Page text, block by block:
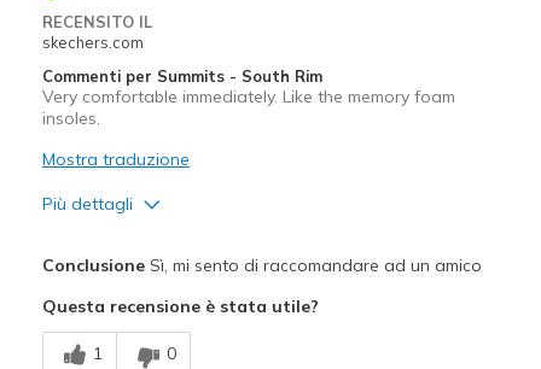
RECENSITO IL
skechers.com
Commenti per Summits - South Rim
Very comfortable immediately. Like the memory foam
insoles.
Mostra traduzione
Più dettagli
Durable
ConclusioneSì, mi sento di raccomandare ad un amico
Questa recensione è stata utile?
1 0